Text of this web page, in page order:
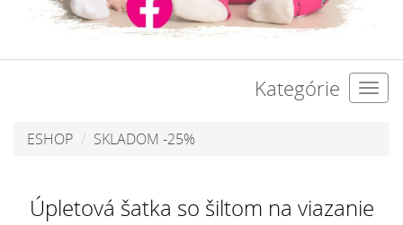
Kategórie
ESHOP SKLADOM -25%
Úpletová šatka so šiltom na viazanie